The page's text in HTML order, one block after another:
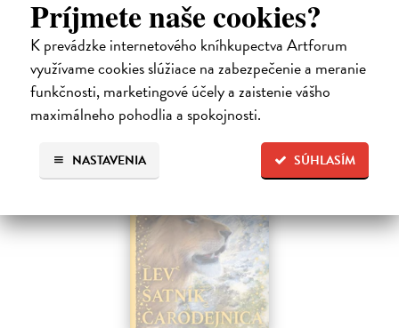
Príjmete naše cookies?
K prevádzke internetového kníhkupectva Artforum
využívame cookies slúžiace na zabezpečenie a meranie
funkčnosti, marketingové účely a zaistenie vášho
maximálneho pohodlia a spokojnosti.
SÚHLASÍM
NASTAVENIA
Na sklade ?
28,03 €
28,90 €